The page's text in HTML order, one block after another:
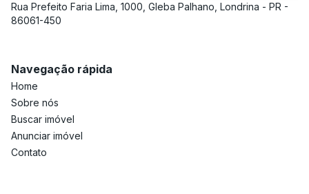
Rua Prefeito Faria Lima, 1000, Gleba Palhano, Londrina - PR -
86061-450
Navegação rápida
Home
Sobre nós
Buscar imóvel
Anunciar imóvel
Contato